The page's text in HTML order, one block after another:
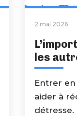
2 mai 2026
les
Entrer
aider à
détresse.